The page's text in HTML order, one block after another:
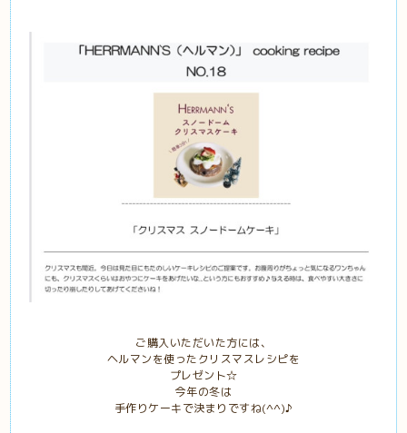
ご購入いただいた方には、
ヘルマンを使ったクリスマスレシピを
プレゼント☆
今年の冬は
手作りケーキで決まりですね(^^)♪